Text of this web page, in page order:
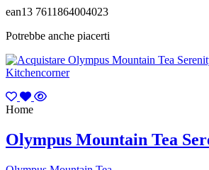
ean13 7611864004023
Potrebbe anche piacerti
Home
Olympus Mountain Tea